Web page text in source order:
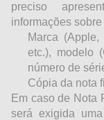
preciso
informações
Marca
etc.), modelo
número de
Cópia da nota
Em caso de Nota
será exigida